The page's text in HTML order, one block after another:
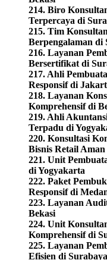
214. Biro
Terpercaya di
215. Tim
Berpengalaman di
216. Layanan
Bersertifikat di
217. Ahli
Responsif di
218. Layanan
Komprehensif di
219. Ahli
Terpadu di
220. Konsultasi
Bisnis Retail
221. Unit
di Yogyakarta
222. Paket
Responsif di
223. Layanan
Bekasi
224. Unit
Komprehensif di
225. Layanan
Efisien di Surabaya